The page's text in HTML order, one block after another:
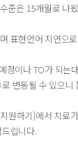
준은 15개월로 나
표현언어 지연으
정이나 TO가 되는
변동될 수 있으니
원하기]에서 치료
립니다.